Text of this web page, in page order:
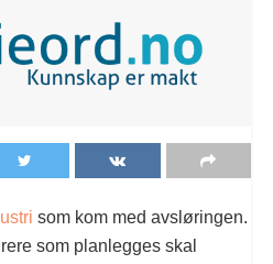
som kom med avsløringen.
som planlegges skal